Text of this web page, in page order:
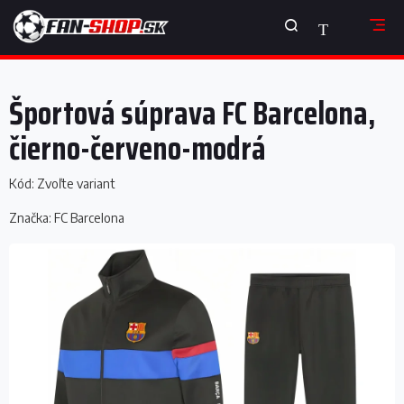
Prejsť
obsah
NÁKUPNÝ
KOŠÍK
Športová súprava FC Barcelona, ​​
čierno-červeno-modrá
Kód: Zvoľte variant
Značka: FC Barcelona